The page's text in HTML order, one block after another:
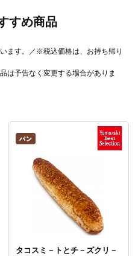
すめ商品
ます。／※税込価格は、お持ち帰り
予告なく変更する場合がありま
タコスミ－トとチ－ズクリ－